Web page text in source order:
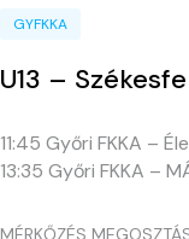
GYFKKA
U13 –
11:45 Győri FKKA –
13:35 Győri FKKA –
MÉRKŐZÉS